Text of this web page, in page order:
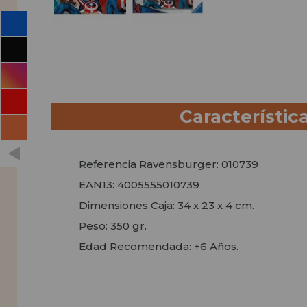
Referencia Ravensburger: 010739
EAN13: 4005555010739
Dimensiones Caja: 34 x 23 x 4 cm.
Peso: 350 gr.
Edad Recomendada: +6 Años.